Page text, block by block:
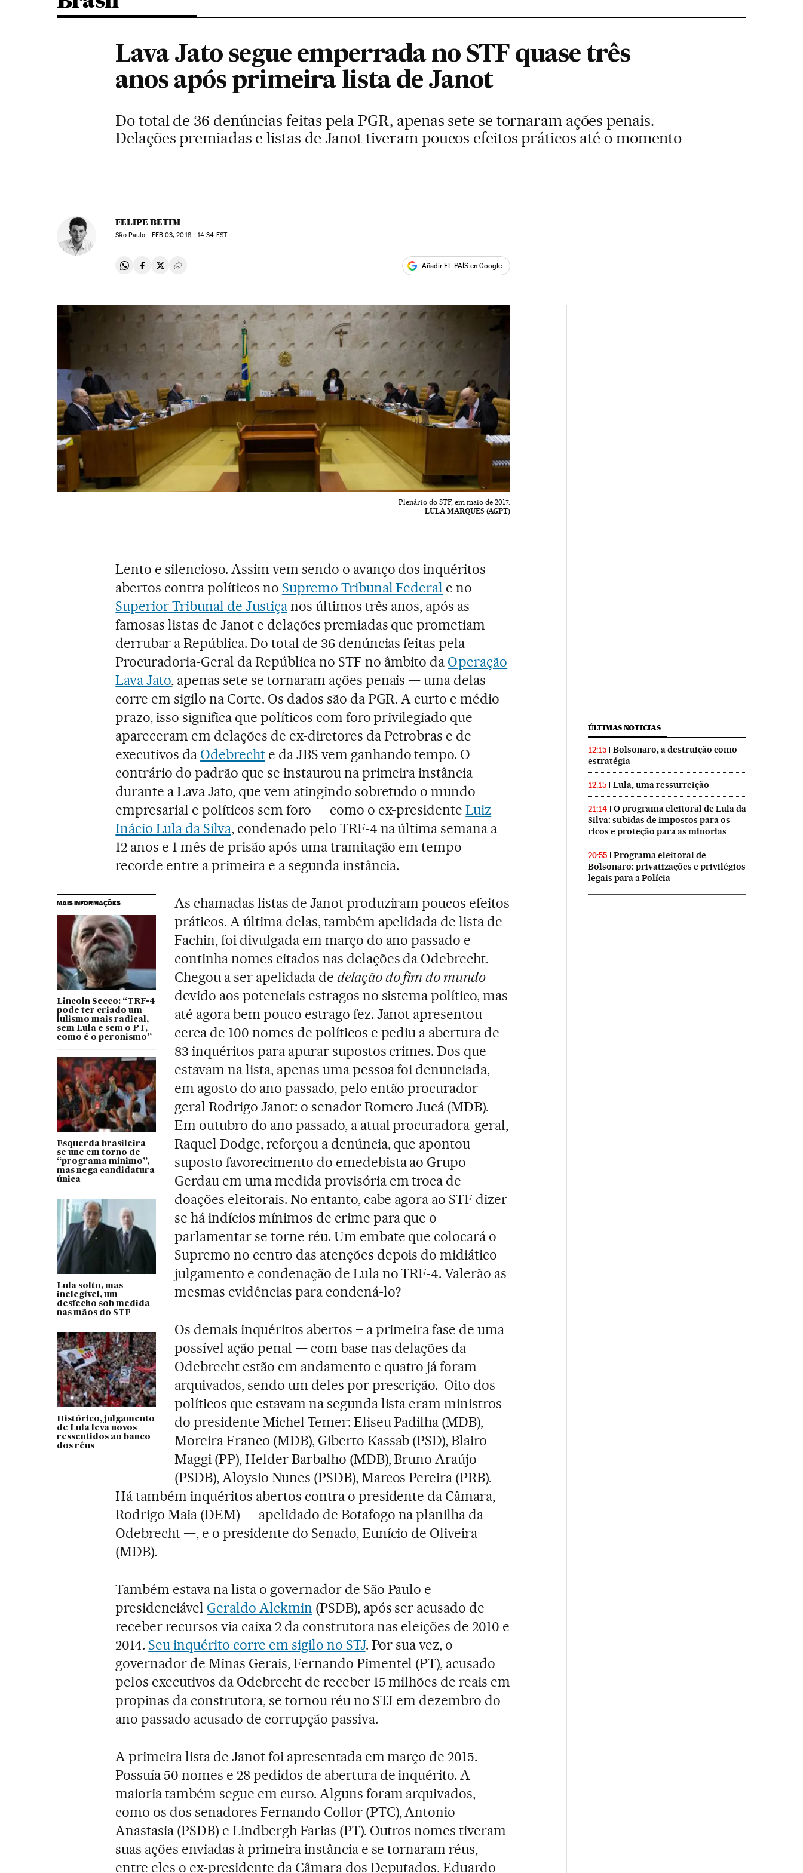
Lava Jato segue emperrada no STF quase três
anos após primeira lista de Janot
Do total de 36 denúncias feitas pela PGR, apenas sete se tornaram ações penais.
Delações premiadas e listas de Janot tiveram poucos efeitos práticos até o momento
FELIPE BETIM
São Paulo - FEB03, 2018 - 14:34 EST
Compartir en Whatsapp
Compartir en Facebook
Compartir en Twitter
Desplegar Redes Sociales Añadir EL PAÍS en Google
Plenário do STF, em maio de 2017.
LULA MARQUES (AGPT)
Lento e silencioso. Assim vem sendo o avanço dos inquéritos
abertos contra políticos no Supremo Tribunal Federal e no
Superior Tribunal de Justiçanos últimos três anos, após as
famosas listas de Janot e delações premiadas que prometiam
derrubar a República. Do total de 36 denúncias feitas pela
Procuradoria-Geral da República no STF no âmbito da Operação
Lava Jato, apenas sete se tornaram ações penais — uma delas
corre em sigilo na Corte. Os dados são da PGR. A curto e médio
prazo, isso significa que políticos com foro privilegiado que
apareceram em delações de ex-diretores da Petrobras e de
executivos da Odebrechte da JBS vem ganhando tempo. O
contrário do padrão que se instaurou na primeira instância
durante a Lava Jato, que vem atingindo sobretudo o mundo
empresarial e políticos sem foro — como o ex-presidenteLuiz
Inácio Lula da Silva, condenado pelo TRF-4 na última semana a
12 anos e 1 mês de prisão após uma tramitação em tempo
recorde entre a primeira e a segunda instância.
MAIS INFORMAÇÕES
Lincoln Secco: “TRF-4
pode ter criado um
lulismo mais radical,
sem Lula e sem o PT,
como é o peronismo”
Esquerda brasileira
se une em torno de
“programa mínimo”,
mas nega candidatura
única
Lula solto, mas
inelegível, um
desfecho sob medida
nas mãos do STF
Histórico, julgamento
de Lula leva novos
ressentidos ao banco
dos réus
As chamadas listas de Janot produziram poucos efeitos
práticos. A última delas, também apelidada de lista de
Fachin, foi divulgada em março do ano passado e
continha nomes citados nas delações da Odebrecht.
Chegou a ser apelidada de delação do fim do mundo
devido aos potenciais estragos no sistema político, mas
até agora bem pouco estrago fez. Janot apresentou
cerca de 100 nomes de políticos e pediu a abertura de
83 inquéritos para apurar supostos crimes. Dos que
estavam na lista, apenas uma pessoa foi denunciada,
em agosto do ano passado, pelo então procurador-
geral Rodrigo Janot: o senador Romero Jucá (MDB).
Em outubro do ano passado, a atual procuradora-geral,
Raquel Dodge, reforçou a denúncia, que apontou
suposto favorecimento do emedebista ao Grupo
Gerdau em uma medida provisória em troca de
doações eleitorais. No entanto, cabe agora ao STF dizer
se há indícios mínimos de crime para que o
parlamentar se torne réu. Um embate que colocará o
Supremo no centro das atenções depois do midiático
julgamento e condenação de Lula no TRF-4. Valerão as
mesmas evidências para condená-lo?
Os demais inquéritos abertos – a primeira fase de uma
possível ação penal — com base nas delações da
Odebrecht estão em andamento e quatro já foram
arquivados, sendo um deles por prescrição. Oito dos
políticos que estavam na segunda lista eram ministros
do presidente Michel Temer: Eliseu Padilha (MDB),
Moreira Franco (MDB), Giberto Kassab (PSD), Blairo
Maggi (PP), Helder Barbalho (MDB), Bruno Araújo
(PSDB), Aloysio Nunes (PSDB), Marcos Pereira (PRB).
Há também inquéritos abertos contra o presidente da Câmara,
Rodrigo Maia (DEM) — apelidado de Botafogo na planilha da
Odebrecht —, e o presidente do Senado, Eunício de Oliveira
(MDB).
Também estava na lista o governador de São Paulo e
presidenciável Geraldo Alckmin (PSDB), após ser acusado de
receber recursos via caixa 2 da construtora nas eleições de 2010 e
2014. Seu inquérito corre em sigilo no STJ. Por sua vez, o
governador de Minas Gerais, Fernando Pimentel (PT), acusado
pelos executivos da Odebrecht de receber 15 milhões de reais em
propinas da construtora, se tornou réu no STJ em dezembro do
ano passado acusado de corrupção passiva.
A primeira lista de Janot foi apresentada em março de 2015.
Possuía 50 nomes e 28 pedidos de abertura de inquérito. A
maioria também segue em curso. Alguns foram arquivados,
como os dos senadores Fernando Collor (PTC), Antonio
Anastasia (PSDB) e Lindbergh Farias (PT). Outros nomes tiveram
suas ações enviadas à primeira instância e se tornaram réus,
entre eles o ex-presidente da Câmara dos Deputados, Eduardo
ÚLTIMAS NOTICIAS
12:15
Bolsonaro, a destruição como
estratégia
12:15 Lula, uma ressurreição
21:14
O programa eleitoral de Lula da
Silva: subidas de impostos para os
ricos e proteção para as minorias
20:55
Programa eleitoral de
Bolsonaro: privatizações e privilégios
legais para a Polícia